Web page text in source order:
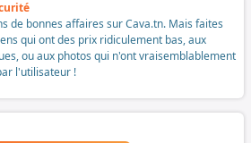
de bonnes affaires sur Cava.tn. Mais faites
qui ont des prix ridiculement bas, aux
ou aux photos qui n'ont vraisemblablement
l'utilisateur !